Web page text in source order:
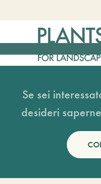
Se sei
desideri